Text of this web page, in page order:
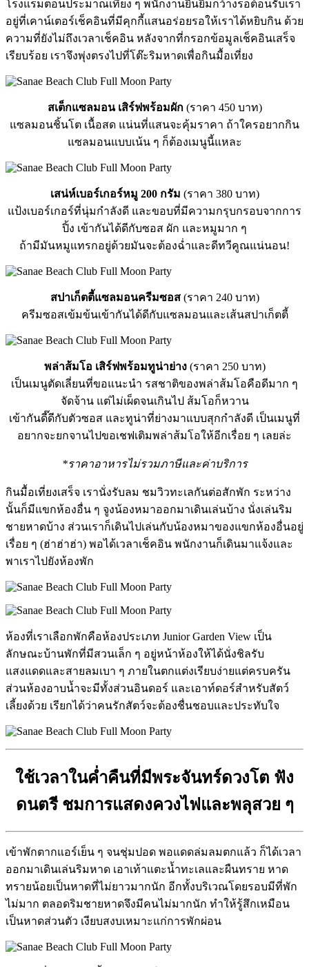
โรงแรมตอนประมาณเที่ยง ๆ พนักงานยืนยิ้มกว้างรอต้อนรับเรา
อยู่ที่เคาน์เตอร์เช็คอินที่มีคุกกี้แสนอร่อยรอให้เราได้หยิบกิน ด้วย
ความที่ยังไม่ถึงเวลาเช็คอิน หลังจากที่กรอกข้อมูลเช็คอินเสร็จ
เรียบร้อย เราจึงพุ่งตรงไปที่โต๊ะริมหาดเพื่อกินมื้อเที่ยง
สเต็กแซลมอน เสิร์ฟพร้อมผัก(ราคา 450 บาท)
แซลมอนชิ้นโต เนื้อสด แน่นที่แสนจะคุ้มราคา ถ้าใครอยากกิน
แซลมอนแบบเน้น ๆ ก็ต้องเมนูนี้แหละ
เสน่ห์เบอร์เกอร์หมู 200 กรัม (ราคา 380 บาท)
แป้งเบอร์เกอร์ที่นุ่มกำลังดี และขอบที่มีความกรุบกรอบจากการ
ปิ้ง เข้ากันได้ดีกับซอส ผัก และหมูมาก ๆ
ถ้ามีมันหมูแทรกอยู่ด้วยมันจะต้องฉ่ำและดีทวีคูณแน่นอน!
สปาเก็ตตี้แซลมอนครีมซอส(ราคา 240 บาท)
ครีมซอสเข้มข้นเข้ากันได้ดีกับแซลมอนและเส้นสปาเก็ตตี้
พล่าส้มโอ เสิร์ฟพร้อมทูน่าย่าง(ราคา 250 บาท)
เป็นเมนูตัดเลี่ยนที่ขอแนะนำ รสชาติของพล่าส้มโอคือดีมาก ๆ
จัดจ้าน แต่ไม่เผ็ดจนเกินไป ส้มโอก็หวาน
เข้ากันดี๊ดีกับตัวซอส และทูน่าที่ย่างมาแบบสุกกำลังดี เป็นเมนูที่
อยากจะยกจานไปขอเชฟเติมพล่าส้มโอให้อีกเรื่อย ๆ เลยล่ะ
*ราคาอาหารไม่รวมภาษีและค่าบริการ
กินมื้อเที่ยงเสร็จ เรานั่งรับลม ชมวิวทะเลกันต่อสักพัก ระหว่าง
นั้นก็มีแขกห้องอื่น ๆ จูงน้องหมาออกมาเดินเล่นบ้าง นั่งเล่นริม
ชายหาดบ้าง ส่วนเราก็เดินไปเล่นกับน้องหมาของแขกห้องอื่นอยู่
เรื่อย ๆ (ฮ่าฮ่าฮ่า) พอได้เวลาเช็คอิน พนักงานก็เดินมาแจ้งและ
พาเราไปยังห้องพัก
ห้องที่เราเลือกพักคือห้องประเภท Junior Garden View เป็น
ลักษณะบ้านพักที่มีสวนเล็ก ๆ อยู่หน้าห้องให้ได้นั่งชิลรับ
แสงแดดและสายลมเบา ๆ ภายในตกแต่งเรียบง่ายแต่ครบครัน
ส่วนห้องอาบน้ำจะมีทั้งส่วนอินดอร์ และเอาท์ดอร์สำหรับสัตว์
เลี้ยงด้วย เรียกได้ว่าคนรักสัตว์จะต้องชื่นชอบและประทับใจ
ใช้เวลาในค่ำคืนที่มีพระจันทร์ดวงโต ฟัง
ดนตรี ชมการแสดงควงไฟและพลุสวย ๆ
เข้าพักตากแอร์เย็น ๆ จนชุ่มปอด พอแดดล่มลมตกแล้ว ก็ได้เวลา
ออกมาเดินเล่นริมหาด เอาเท้าแตะน้ำทะเลและผืนทราย หาด
ทรายน้อยเป็นหาดที่ไม่ยาวมากนัก อีกทั้งบริเวณโดยรอบมีที่พัก
ไม่มาก ตลอดริมชายหาดจึงมีคนไม่มากนัก ทำให้รู้สึกเหมือน
เป็นหาดส่วนตัว เงียบสงบเหมาะแก่การพักผ่อน